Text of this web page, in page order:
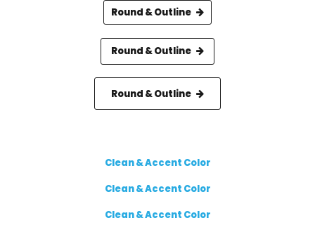
Round & Outline
Round & Outline
Round & Outline
Clean & Accent Color
Clean & Accent Color
Clean & Accent Color